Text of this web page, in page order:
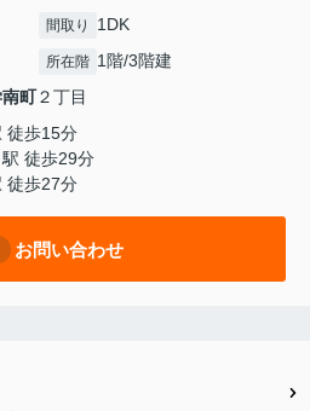
間取り 1DK
所在階 1階/3階建
町２丁目
徒歩15分
駅 徒歩29分
徒歩27分
お問い合わせ